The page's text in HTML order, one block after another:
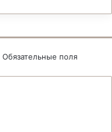
Обязательные поля